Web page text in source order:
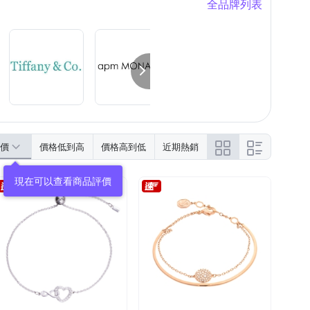
全品牌列表
價格低到高 價格高到低 近期熱銷